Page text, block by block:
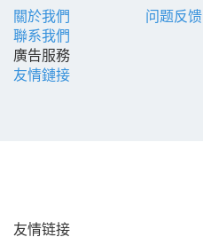
關於我們
聯系我們
廣告服務
友情鏈接
问题反馈
友情链接